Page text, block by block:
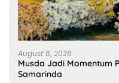
August 8, 2026
Musda Jadi Momentum
Samarinda